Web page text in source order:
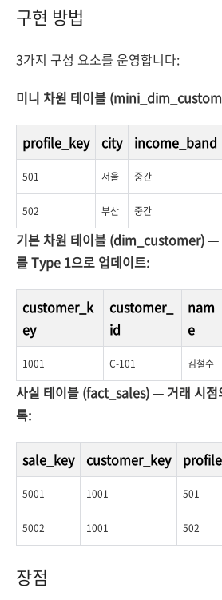
구현 방법
3가지 구성 요소를 운영합니다:
미니 차원 테이블
profile_key city income_band
501 서울 중간
502 부산 중간
기본 차원 테이블 (dim_customer)
를 Type 1으로 업데이트:
customer_k
ey
customer_
id
nam
e
1001 C-101 김철수
사실 테이블 (fact_sales) — 거래 시
록:
sale_key customer_key
5001 1001 501
5002 1001 502
장점